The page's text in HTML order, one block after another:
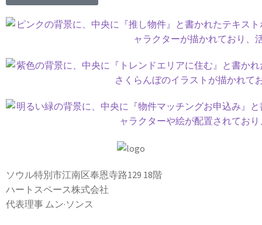
ソウル特別市江南区奉恩寺路129 18階
ハートスペース株式会社
代表理事 ムン·ソンス